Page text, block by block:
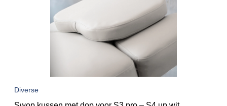
Diverse